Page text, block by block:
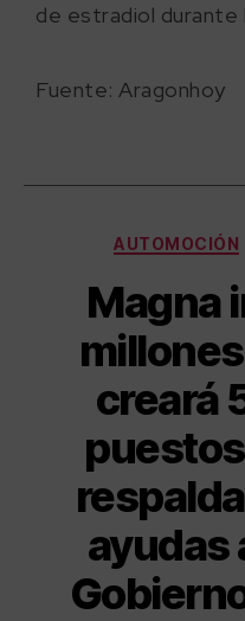
de estradiol durante
Fuente: Aragonhoy
AUTOMOCIÓN
Magna
creará
ayudas